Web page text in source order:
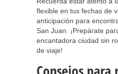
flexible en tus fechas de
anticipación para
San Juan. ¡Prepárate
encantadora ciudad sin
de viaje!